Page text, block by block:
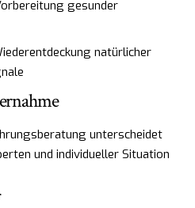
gesunder
natürlicher
unterscheidet
und individueller Situation